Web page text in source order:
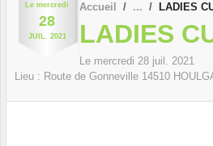
Le mercredi
28
JUIL. 2021
Accueil LADIES
LADIES
Le mercredi 28 juil.
2021
Lieu : Route de Gonneville 14510